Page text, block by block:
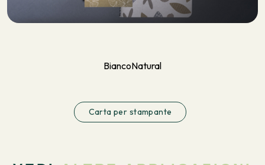
BiancoNatural
Carta per stampante